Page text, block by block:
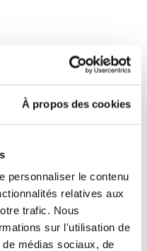
À propos des cookies
personnaliser le contenu
relatives aux
trafic. Nous
sur l'utilisation de
médias sociaux, de